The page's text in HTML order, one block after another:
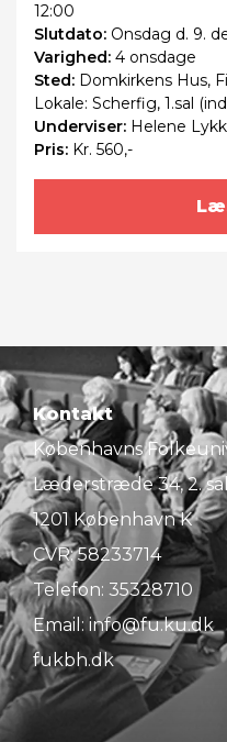
12:00
Slutdato: Onsdag d. 9.
Varighed: 4 onsdage
Sted: Domkirkens Hus,
Lokale: Scherfig, 1.sal
Underviser: Helene
Pris: Kr. 560,-
Kontakt
Københavns
Læderstræde 34, 2.
1201 København K
CVR: 58233714
Telefon: 35328710
Email: info@fu.ku.dk
fukbh.dk